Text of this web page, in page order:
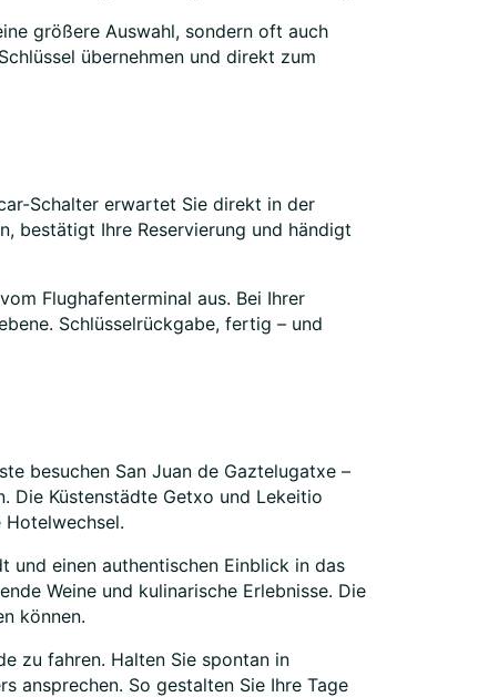
größere Auswahl, sondern oft auch
übernehmen und direkt zum
Schalter erwartet Sie direkt in der
bestätigt Ihre Reservierung und händigt
Flughafenterminal aus. Bei Ihrer
Schlüsselrückgabe, fertig – und
besuchen San Juan de Gaztelugatxe –
Die Küstenstädte Getxo und Lekeitio
und einen authentischen Einblick in das
Weine und kulinarische Erlebnisse. Die
können.
zu fahren. Halten Sie spontan in
ansprechen. So gestalten Sie Ihre Tage